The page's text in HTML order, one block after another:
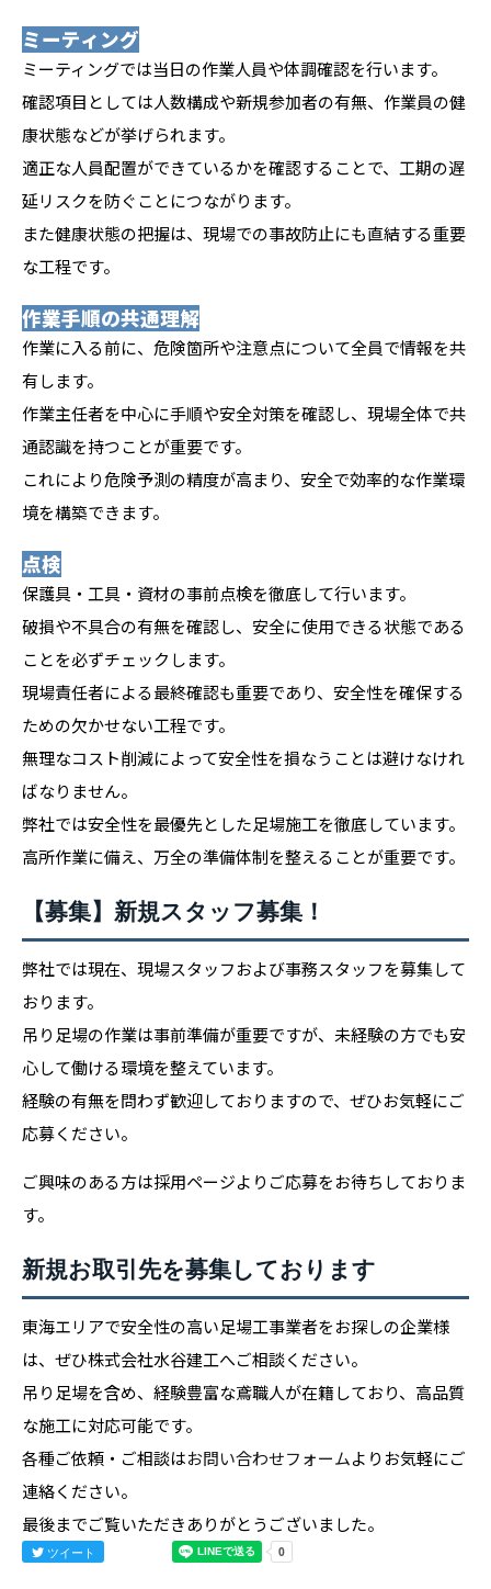
ミーティング
ミーティングでは当日の作業人員や体調確認を行います。
確認項目としては人数構成や新規参加者の有無、作業員の健
康状態などが挙げられます。
適正な人員配置ができているかを確認することで、工期の遅
延リスクを防ぐことにつながります。
また健康状態の把握は、現場での事故防止にも直結する重要
な工程です。
作業手順の共通理解
作業に入る前に、危険箇所や注意点について全員で情報を共
有します。
作業主任者を中心に手順や安全対策を確認し、現場全体で共
通認識を持つことが重要です。
これにより危険予測の精度が高まり、安全で効率的な作業環
境を構築できます。
点検
保護具・工具・資材の事前点検を徹底して行います。
破損や不具合の有無を確認し、安全に使用できる状態である
ことを必ずチェックします。
現場責任者による最終確認も重要であり、安全性を確保する
ための欠かせない工程です。
無理なコスト削減によって安全性を損なうことは避けなけれ
ばなりません。
弊社では安全性を最優先とした足場施工を徹底しています。
高所作業に備え、万全の準備体制を整えることが重要です。
【募集】新規スタッフ募集！
弊社では現在、現場スタッフおよび事務スタッフを募集して
おります。
吊り足場の作業は事前準備が重要ですが、未経験の方でも安
心して働ける環境を整えています。
経験の有無を問わず歓迎しておりますので、ぜひお気軽にご
応募ください。
ご興味のある方は採用ページよりご応募をお待ちしておりま
す。
新規お取引先を募集しております
東海エリアで安全性の高い足場工事業者をお探しの企業様
は、ぜひ株式会社水谷建工へご相談ください。
吊り足場を含め、経験豊富な鳶職人が在籍しており、高品質
な施工に対応可能です。
各種ご依頼・ご相談はお問い合わせフォームよりお気軽にご
連絡ください。
最後までご覧いただきありがとうございました。
ツイート